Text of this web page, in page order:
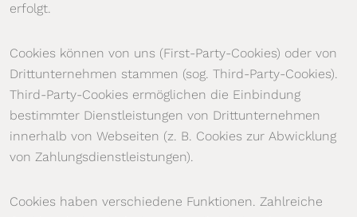
erfolgt.
Cookies können von uns (First-Party-Cookies) oder von
Drittunternehmen stammen (sog. Third-Party-Cookies).
Third-Party-Cookies ermöglichen die Einbindung
bestimmter Dienstleistungen von Drittunternehmen
innerhalb von Webseiten (z. B. Cookies zur Abwicklung
von Zahlungsdienstleistungen).
Cookies haben verschiedene Funktionen. Zahlreiche